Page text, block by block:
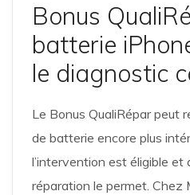
Bonus
batterie
le diagnostic
Le Bonus QualiRépar peut
de batterie encore plus
l’intervention est éligible et
réparation le permet. Chez